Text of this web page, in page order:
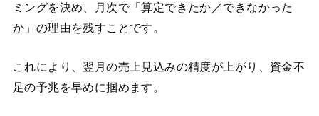
ミングを決め、月次で「算定できたか／できなかった
か」の理由を残すことです。
これにより、翌月の売上見込みの精度が上がり、資金不
足の予兆を早めに掴めます。